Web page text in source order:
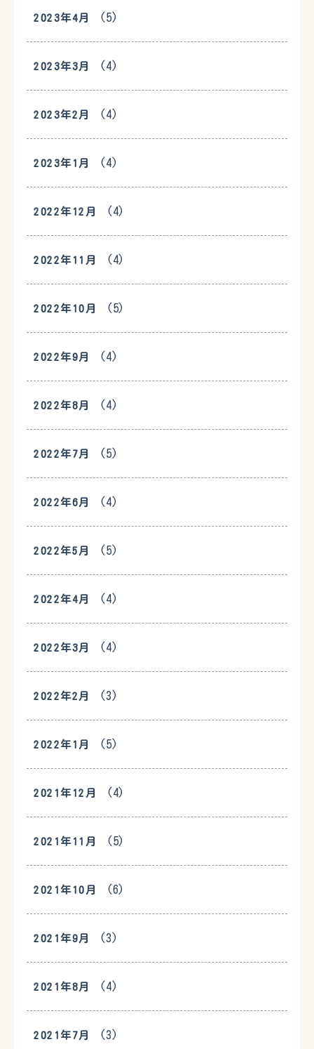
2023年4月 (5)
2023年3月 (4)
2023年2月 (4)
2023年1月 (4)
2022年12月 (4)
2022年11月 (4)
2022年10月 (5)
2022年9月 (4)
2022年8月 (4)
2022年7月 (5)
2022年6月 (4)
2022年5月 (5)
2022年4月 (4)
2022年3月 (4)
2022年2月 (3)
2022年1月 (5)
2021年12月 (4)
2021年11月 (5)
2021年10月 (6)
2021年9月 (3)
2021年8月 (4)
2021年7月 (3)